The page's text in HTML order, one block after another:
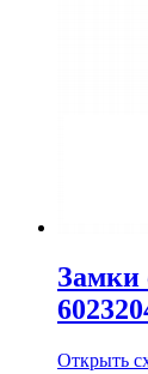
Замки
Открыть